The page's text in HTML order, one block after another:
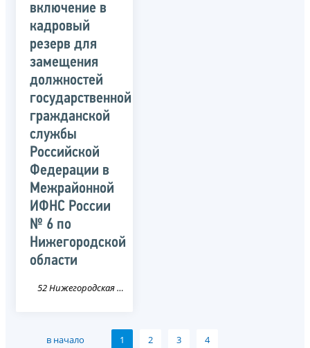
включение в
кадровый
резерв для
замещения
должностей
государственной
гражданской
службы
Российской
Федерации в
Межрайонной
ИФНС России
№ 6 по
Нижегородской
области
52 Нижегородская область
в начало 1 2 3 4